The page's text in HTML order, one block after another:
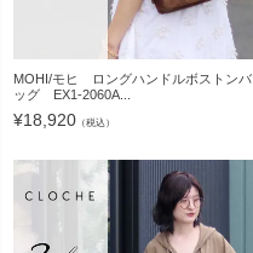
MOHI/モヒ ロングハンドルボストンバ
ッグ EX1-2060A...
¥18,920 （税込）